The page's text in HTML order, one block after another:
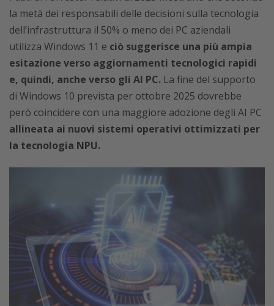
la metà dei responsabili delle decisioni sulla tecnologia
dell’infrastruttura il 50% o meno dei PC aziendali
utilizza Windows 11 e ciò suggerisce una più ampia
esitazione verso aggiornamenti tecnologici rapidi
e, quindi, anche verso gli AI PC. La fine del supporto
di Windows 10 prevista per ottobre 2025 dovrebbe
però coincidere con una maggiore adozione degli AI PC
allineata ai nuovi sistemi operativi ottimizzati per
la tecnologia NPU.